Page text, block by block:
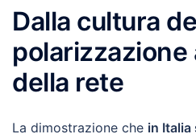
Dalla cultura
polarizzazione
della rete
La dimostrazione che in Italia